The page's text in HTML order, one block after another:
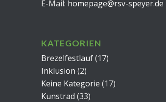
E-Mail: homepage@rsv-speyer.de
KATEGORIEN
Brezelfestlauf(17)
Inklusion (2)
Keine Kategorie (17)
Kunstrad (33)